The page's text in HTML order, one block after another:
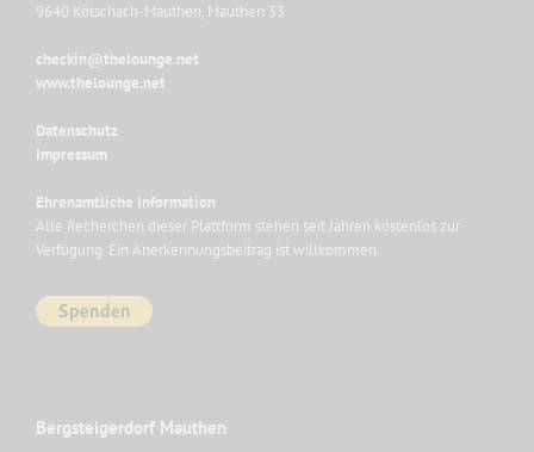
9640 Kötschach-Mauthen, Mauthen 33
checkin@thelounge.net
www.thelounge.net
Datenschutz
Impressum
Ehrenamtliche Information
Alle Recherchen dieser Plattform stehen seit Jahren kostenlos zur
Verfügung. Ein Anerkennungsbeitrag ist willkommen.
Bergsteigerdorf Mauthen